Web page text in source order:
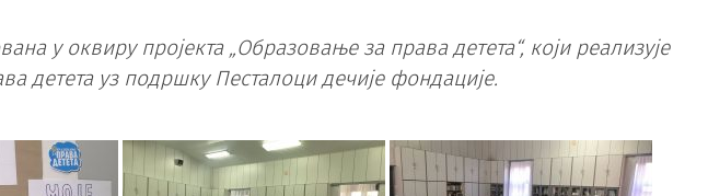
у оквиру пројекта „Образовање за права детета“, који реализује
детета уз подршку Песталоци дечије фондације.